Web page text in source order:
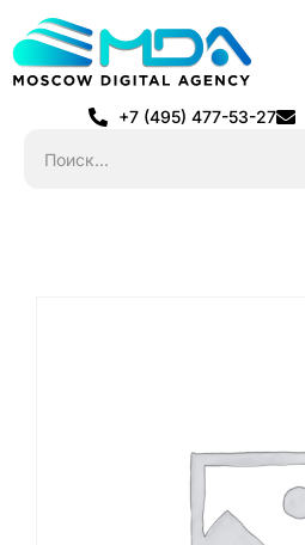
+7 (495) 477-53-27